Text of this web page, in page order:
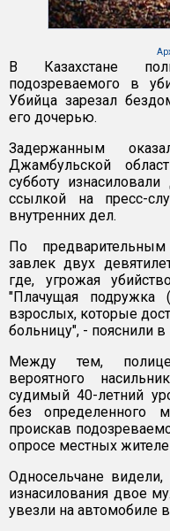
В Казахстане
подозреваемого в
Убийца зарезал
его дочерью.
Задержанным
Джамбульской
субботу
ссылкой на пресс-
внутренних дел.
По
завлек двух
где, угрожая
"Плачущая
взрослых, которые
больницу", - пояснили
Между тем,
вероятного
судимый 40-летний
без определенного
проискав
опросе местных
Односельчане
изнасилования двое
увезли на автомобиле